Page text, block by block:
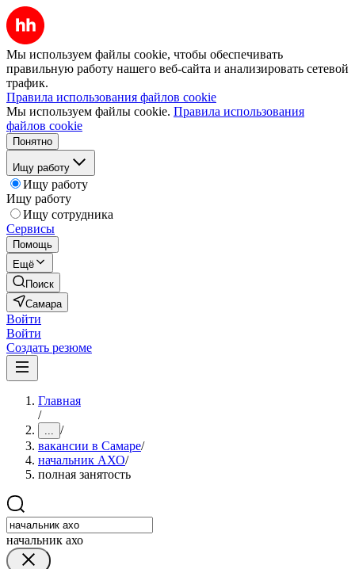
Мы используем файлы cookie, чтобы обеспечивать
правильную работу нашего веб-сайта и анализировать сетевой
трафик.
Правила использования файлов cookie
Мы используем файлы cookie. Правила использования
файлов cookie
Понятно
Ищу работу
Ищу работу
Ищу работу
Ищу сотрудника
Сервисы
Помощь
Ещё
Поиск
Самара
Войти
Войти
Создать резюме
Главная
/
... /
вакансии в Самаре/
начальник АХО/
полная занятость
начальник ахо